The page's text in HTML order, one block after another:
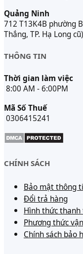
Quảng Ninh
712 T13K4B phường
Thắng, TP. Hạ Long cũ)
THÔNG TIN
Thời gian làm việc
8:00 AM - 6:00PM
Mã Số Thuế
0306415241
CHÍNH SÁCH
Bảo mật thông
Đổi trả hàng
Hình thức thanh
Phương thức
Chính sách bảo